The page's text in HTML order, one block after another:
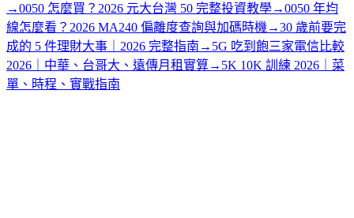
→0050 怎麼買？2026 元大台灣 50 完整投資教學→0050 年均
線怎麼看？2026 MA240 偏離度查詢與加碼時機 →30 歲前要完
成的 5 件理財大事｜2026 完整指南 → 5G 吃到飽三家電信比較
2026｜中華、台哥大、遠傳月租實算→ 5K 10K 訓練 2026｜菜
單、時程、實戰指南